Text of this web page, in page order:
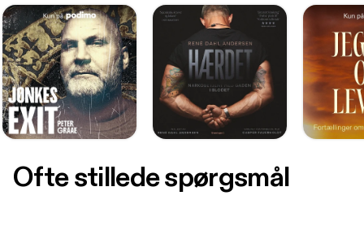
Ofte stillede spørgsmål